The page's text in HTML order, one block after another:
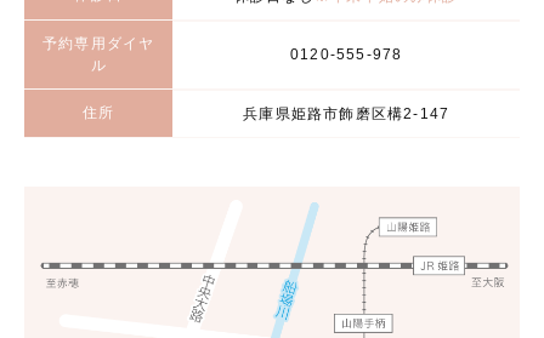
予約専用ダイヤ
ル
0120-555-978
住所 兵庫県姫路市飾磨区構2-147